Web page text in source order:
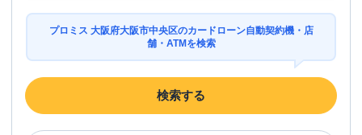
プロミス 大阪府大阪市中央区のカードローン自動契約機・店
舗・ATMを検索
検索する